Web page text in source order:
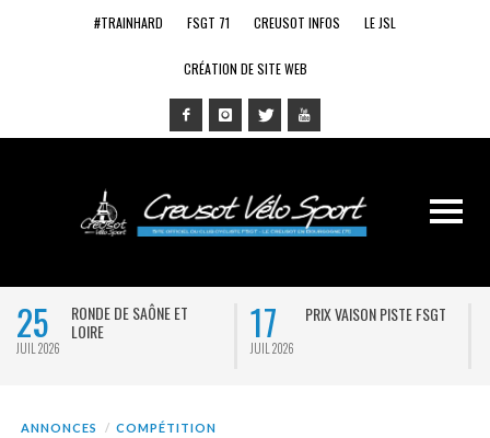
#TRAINHARD FSGT 71 CREUSOT INFOS LE JSL
CRÉATION DE SITE WEB
25
JUIL 2026
RONDE DE SAÔNE ET
LOIRE
17
JUIL 2026
PRIX VAISON PISTE FSGT
ANNONCES COMPÉTITION